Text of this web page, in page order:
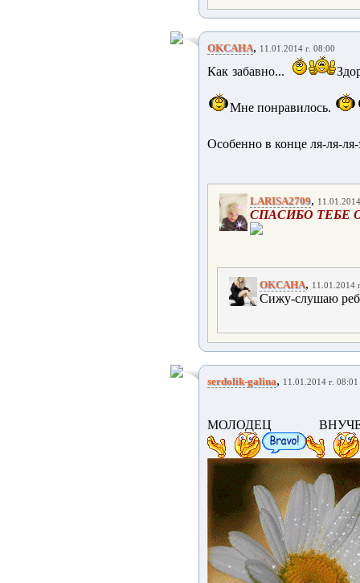
OKCAHA, 11.01.2014 г. 08:00
Как забавно...
Мне понравилось.
Особенно в конце ля-ля-
LARISA2709,
СПАСИБО ТЕБЕ
OKCAHA, 11.01.2014
Сижу-слушаю
serdolik-galina, 11.01.2014 г. 08:01
МОЛОДЕЦ